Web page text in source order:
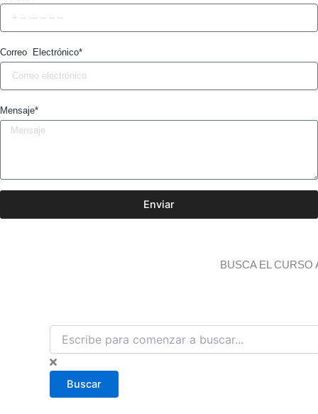
Correo Electrónico*
Mensaje*
Enviar
BUSCA EL CURSO
B
s
c
Buscar